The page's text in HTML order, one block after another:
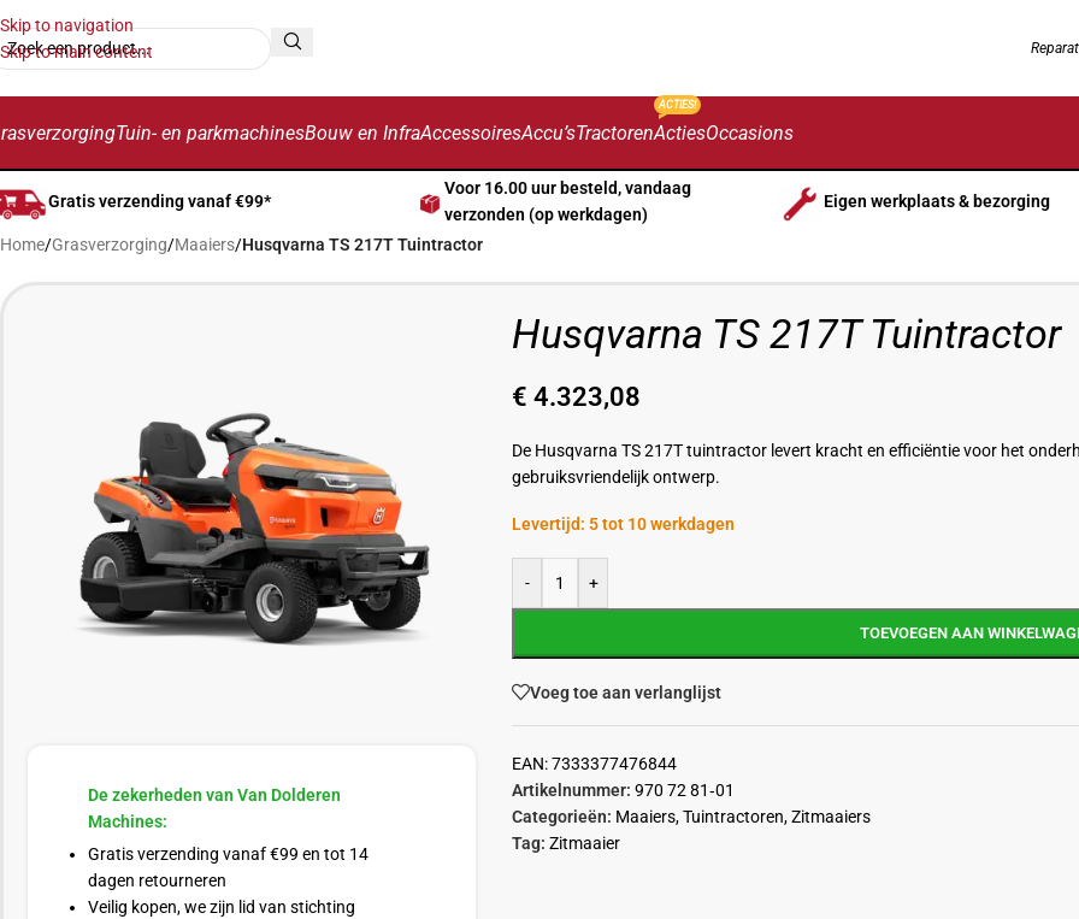
Skip to navigation
Skip to main content
Tuin- en parkmachinesBouw en InfraAccessoiresAccu’sTractorenActies
ACTIES!
Occasions
Gratis verzending vanaf €99*
Voor 16.00 uur besteld, vandaag
verzonden (op werkdagen)
Eigen werkplaats & bezorging
Home/Grasverzorging/Maaiers/Husqvarna TS 217T Tuintractor
De zekerheden van Van Dolderen
Machines:
Gratis verzending vanaf €99 en tot 14
dagen retourneren
Veilig kopen, we zijn lid van stichting
Husqvarna TS 217T Tuintractor
€ 4.323,08
De Husqvarna TS 217T tuintractor levert kracht en efficiëntie voor het
gebruiksvriendelijk ontwerp.
Levertijd: 5 tot 10 werkdagen
- +
TOEVOEGEN AAN
Voeg toe aan verlanglijst
EAN:7333377476844
Artikelnummer: 970 72 81‑01
Categorieën: Maaiers,Tuintractoren,Zitmaaiers
Tag: Zitmaaier